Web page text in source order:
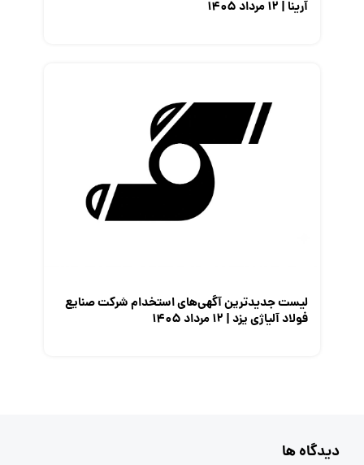
آرینا | ۱۲ مرداد ۱۴۰۵
لیست جدیدترین آگهی‌های استخدام شرکت صنایع
فولاد آلیاژی یزد | ۱۲ مرداد ۱۴۰۵
دیدگاه ها